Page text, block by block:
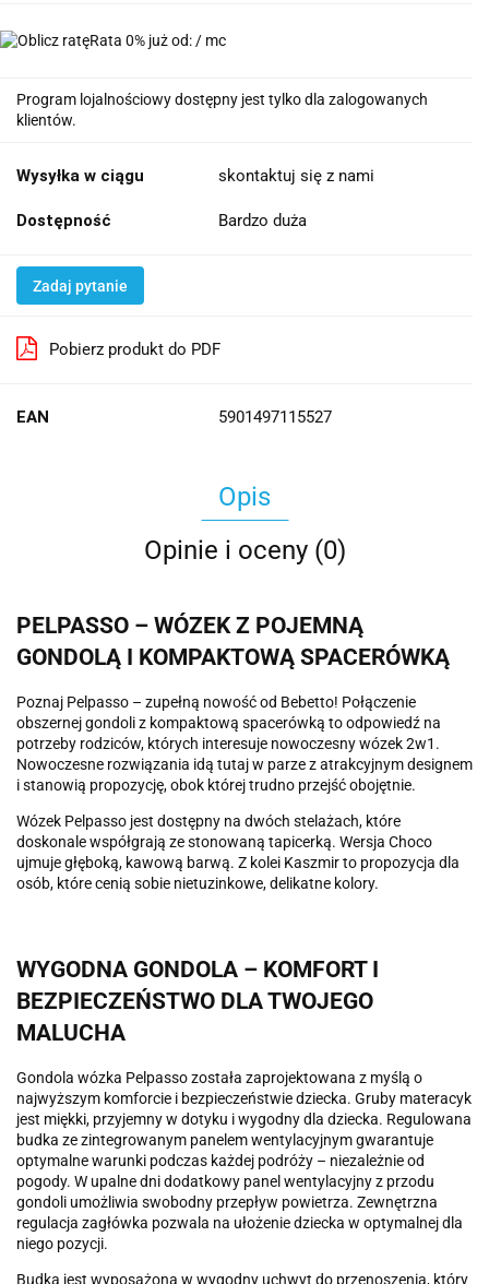
Rata 0% już od:/ mc
Program lojalnościowy dostępny jest tylko dla zalogowanych
klientów.
Wysyłka w ciągu skontaktuj się z nami
Dostępność Bardzo duża
Zadaj pytanie
Pobierz produkt do PDF
EAN 5901497115527
Opis
Opinie i oceny (0)
PELPASSO – WÓZEK Z POJEMNĄ
GONDOLĄ I KOMPAKTOWĄ SPACERÓWKĄ
Poznaj Pelpasso – zupełną nowość od Bebetto! Połączenie
obszernej gondoli z kompaktową spacerówką to odpowiedź na
potrzeby rodziców, których interesuje nowoczesny wózek 2w1.
Nowoczesne rozwiązania idą tutaj w parze z atrakcyjnym designem
i stanowią propozycję, obok której trudno przejść obojętnie.
Wózek Pelpasso jest dostępny na dwóch stelażach, które
doskonale współgrają ze stonowaną tapicerką. Wersja Choco
ujmuje głęboką, kawową barwą. Z kolei Kaszmir to propozycja dla
osób, które cenią sobie nietuzinkowe, delikatne kolory.
WYGODNA GONDOLA – KOMFORT I
BEZPIECZEŃSTWO DLA TWOJEGO
MALUCHA
Gondola wózka Pelpasso została zaprojektowana z myślą o
najwyższym komforcie i bezpieczeństwie dziecka. Gruby materacyk
jest miękki, przyjemny w dotyku i wygodny dla dziecka. Regulowana
budka ze zintegrowanym panelem wentylacyjnym gwarantuje
optymalne warunki podczas każdej podróży – niezależnie od
pogody. W upalne dni dodatkowy panel wentylacyjny z przodu
gondoli umożliwia swobodny przepływ powietrza. Zewnętrzna
regulacja zagłówka pozwala na ułożenie dziecka w optymalnej dla
niego pozycji.
Budka jest wyposażona w wygodny uchwyt do przenoszenia, który